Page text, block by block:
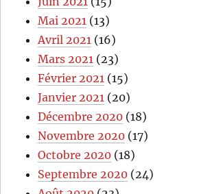
Mai 2021 (13)
Avril 2021 (16)
Mars 2021 (23)
Février 2021 (15)
Janvier 2021 (20)
Décembre 2020 (18)
Novembre 2020 (17)
Octobre 2020 (18)
Septembre 2020 (24)